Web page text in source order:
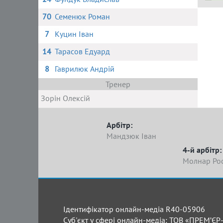
70 Семенюк Роман
7
Куцин Іван
14 Тарасов Едуард
8
Гаврилюк Андрій
Тренер
Зорін Олексій
Арбітр:
Мандзюк Іван
4-й арбітр:
Молнар
Ідентифікатор онлайн-медіа R40-05906
Суб'єкт у сфері онлайн-медіа: ТОВ